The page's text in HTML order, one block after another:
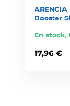
Booster
En stock,
17,96 €